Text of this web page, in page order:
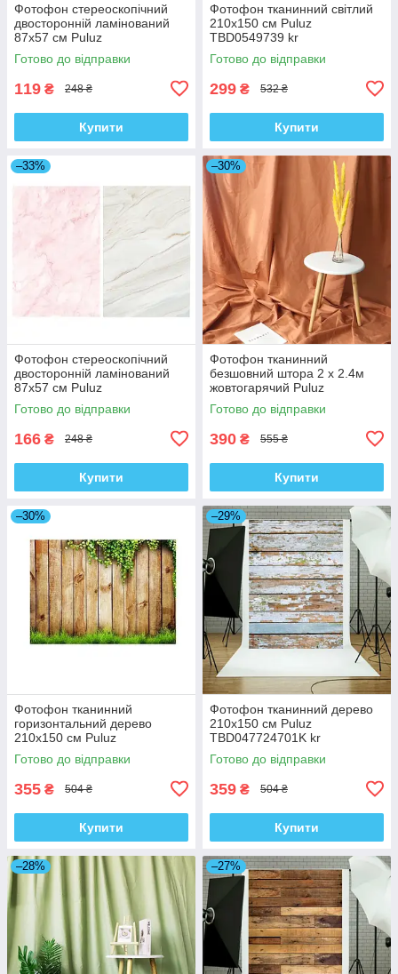
Фотофон стереоскопічний
двосторонній ламінований
87x57 см Puluz
TBD0602108701O kr
Готово до відправки
119 ₴ 248 ₴
Купити
Фотофон тканинний світлий
210x150 см Puluz
TBD0549739 kr
Готово до відправки
299 ₴ 532 ₴
Купити
–33%
Фотофон стереоскопічний
двосторонній ламінований
87x57 см Puluz
TBD0602108701M kr
Готово до відправки
166 ₴ 248 ₴
Купити
–30%
Фотофон тканинний
безшовний штора 2 x 2.4м
жовтогарячий Puluz
TBD0590354103C kr
Готово до відправки
390 ₴ 555 ₴
Купити
–30%
Фотофон тканинний
горизонтальний дерево
210x150 см Puluz
TBD01914708 kr
Готово до відправки
355 ₴ 504 ₴
Купити
–29%
Фотофон тканинний дерево
210x150 см Puluz
TBD047724701K kr
Готово до відправки
359 ₴ 504 ₴
Купити
–28% –27%